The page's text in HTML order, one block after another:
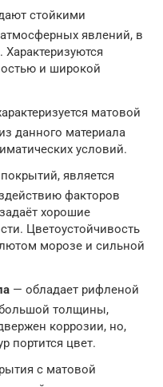
стойкими
явлений, в
и широкой
матовой
данного материала
условий.
является
факторов
хорошие
Цветоустойчивость
морозе и сильной
— обладает рифленой
толщины,
коррозии, но,
портится цвет.
с матовой